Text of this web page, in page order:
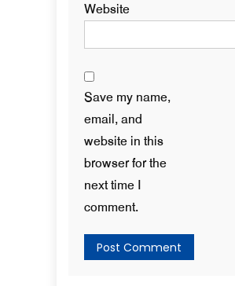
Website
Save my name,
email, and
website in this
browser for the
next time I
comment.